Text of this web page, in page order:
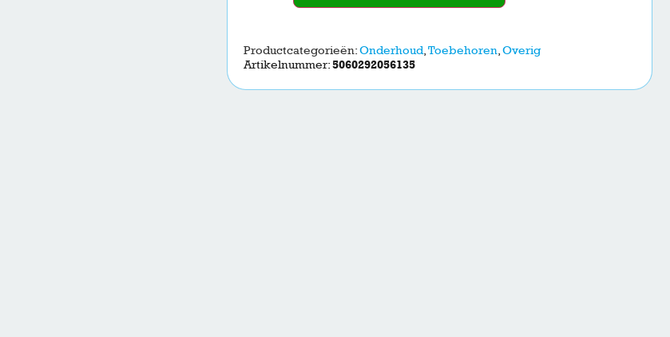
Productcategorieën:Onderhoud Toebehoren Overig
Artikelnummer:5060292056135